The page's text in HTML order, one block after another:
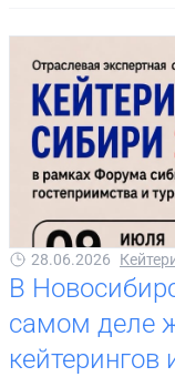
28.06.2026
В
самом деле